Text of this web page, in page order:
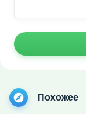
Похожее